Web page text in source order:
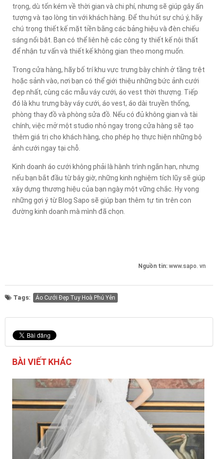
trọng, dù tốn kém về thời gian và chi phí, nhưng sẽ giúp gây ấn
tượng và tạo lòng tin với khách hàng. Để thu hút sự chú ý, hãy
chú trọng thiết kế mặt tiền bằng các bảng hiệu và đèn chiếu
sáng nổi bật. Bạn có thể liên hệ các công ty thiết kế nội thất
để nhận tư vấn và thiết kế không gian theo mong muốn.
Trong cửa hàng, hãy bố trí khu vực trưng bày chính ở tầng trệt
hoặc sảnh vào, nơi bạn có thể giới thiệu những bức ảnh cưới
đẹp nhất, cùng các mẫu váy cưới, áo vest thời thượng. Tiếp
đó là khu trưng bày váy cưới, áo vest, áo dài truyền thống,
phòng thay đồ và phòng sửa đồ. Nếu có đủ không gian và tài
chính, việc mở một studio nhỏ ngay trong cửa hàng sẽ tạo
thêm giá trị cho khách hàng, cho phép họ thực hiện những bộ
ảnh cưới ngay tại chỗ.
Kinh doanh áo cưới không phải là hành trình ngắn hạn, nhưng
nếu bạn bắt đầu từ bây giờ, những kinh nghiệm tích lũy sẽ giúp
xây dựng thương hiệu của bạn ngày một vững chắc. Hy vọng
những gợi ý từ Blog Sapo sẽ giúp bạn thêm tự tin trên con
đường kinh doanh mà mình đã chọn.
Nguồn tin: www.sapo. vn
Tags: Áo Cưới Đẹp Tuy Hoà Phú Yên
BÀI VIẾT KHÁC